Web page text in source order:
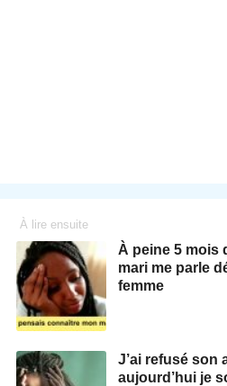
À lire ensuite
À peine 5 mois
mari me parle
femme
J’ai refusé son
aujourd’hui je